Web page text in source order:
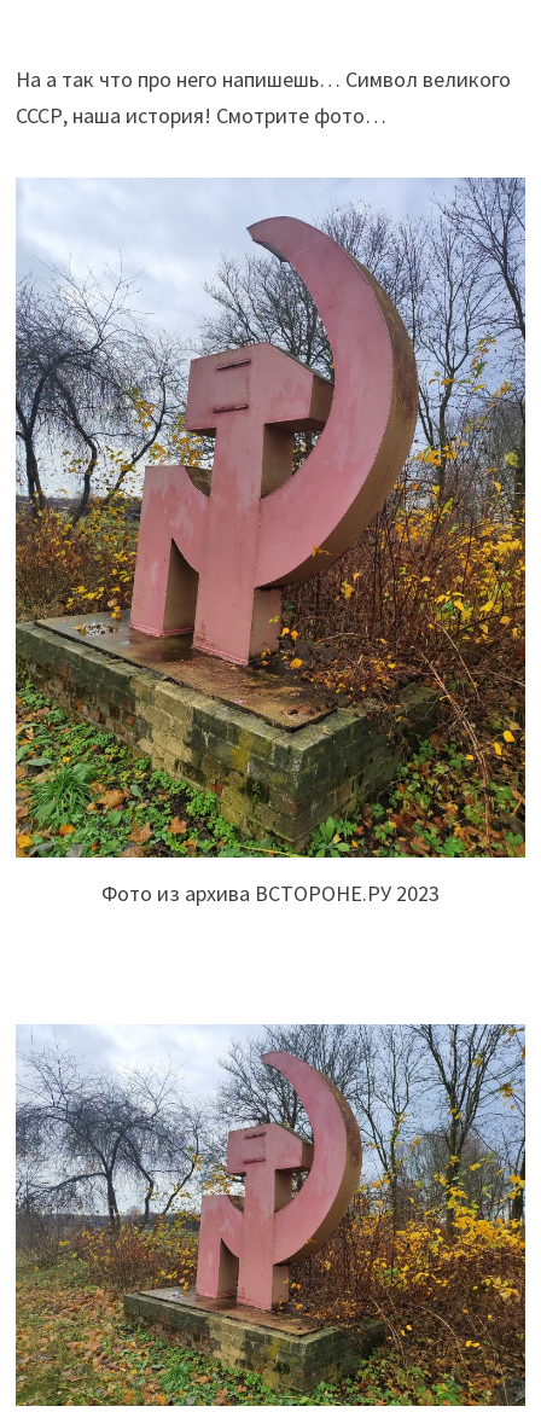
На а так что про него напишешь… Символ великого
СССР, наша история! Смотрите фото…
Фото из архива ВСТОРОНЕ.РУ 2023